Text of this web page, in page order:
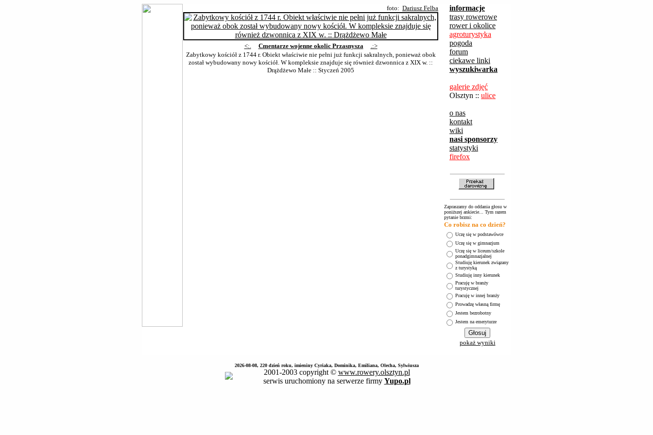
foto: Dariusz Felba
<:. Cmentarze wojenne okolic Przasnysza
.:>
Zabytkowy kościół z 1744 r. Obiekt właściwie nie pełni już funkcji sakralnych, ponieważ obok
został wybudowany nowy kościół. W kompleksie znajduje się również dzwonnica z XIX w. ::
Drążdżewo Małe :: Styczeń 2005
informacje
trasy rowerowe
rower i okolice
agroturystyka
pogoda
forum
ciekawe linki
wyszukiwarka
galerie zdjęć
Olsztyn :: ulice
o nas
kontakt
wiki
nasi sponsorzy
statystyki
firefox
Zapraszamy do oddania głosu w
poniższej ankiecie... Tym razem
pytanie brzmi:
Co robisz na co dzień?
Uczę się w podstawówce
Uczę się w gimnazjum
Uczę się w liceum/szkole
ponadgimnazjalnej
Studiuję kierunek związany
z turystyką
Studiuję inny kierunek
Pracuję w branży
turystycznej
Pracuję w innej branży
Prowadzę własną firmę
Jestem bezrobotny
Jestem na emeryturze
pokaż wyniki
2026-08-08, 220 dzień roku, imieniny Cyriaka, Dominika, Emiliana, Olecha, Sylwiusza
2001-2003 copyright © www.rowery.olsztyn.pl
serwis uruchomiony na serwerze firmy Yupo.pl